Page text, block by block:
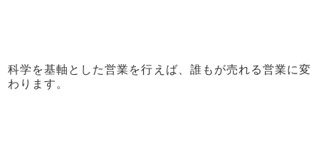
科学を基軸とした営業を行えば、誰もが売れる営業に変
わります。